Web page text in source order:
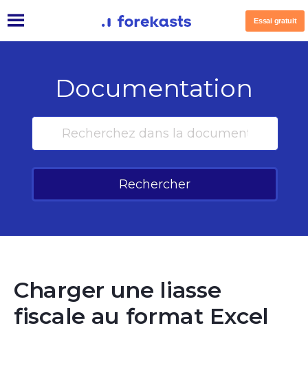
Essai gratuit
Documentation
Rechercher
Charger une liasse
fiscale au format Excel